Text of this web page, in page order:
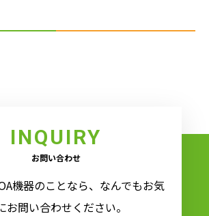
INQUIRY
お問い合わせ
機器のことなら、なんでもお気
お問い合わせください。